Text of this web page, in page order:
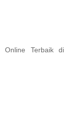
Online Terbaik di